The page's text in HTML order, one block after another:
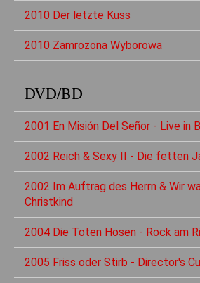
2010 Der letzte Kuss
2010 Zamrozona Wyborowa
DVD/BD
2001 En Misión Del Señor - Live in
2002 Reich & Sexy II - Die fetten
2002 Im Auftrag des Herrn & Wir
Christkind
2004 Die Toten Hosen - Rock am
2005 Friss oder Stirb - Director's